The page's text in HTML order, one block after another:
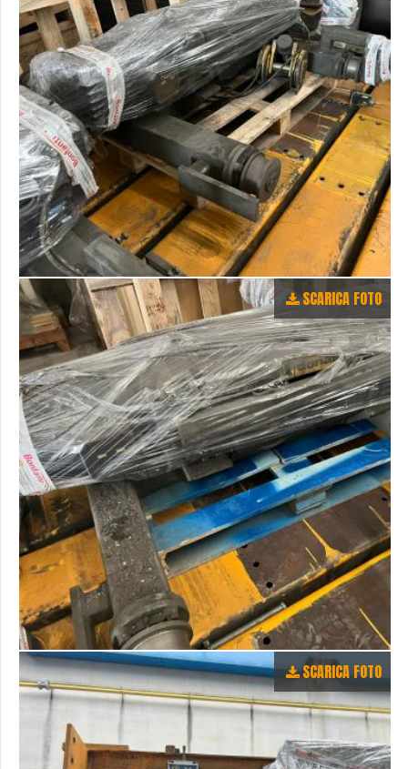
SCARICA FOTO
SCARICA FOTO